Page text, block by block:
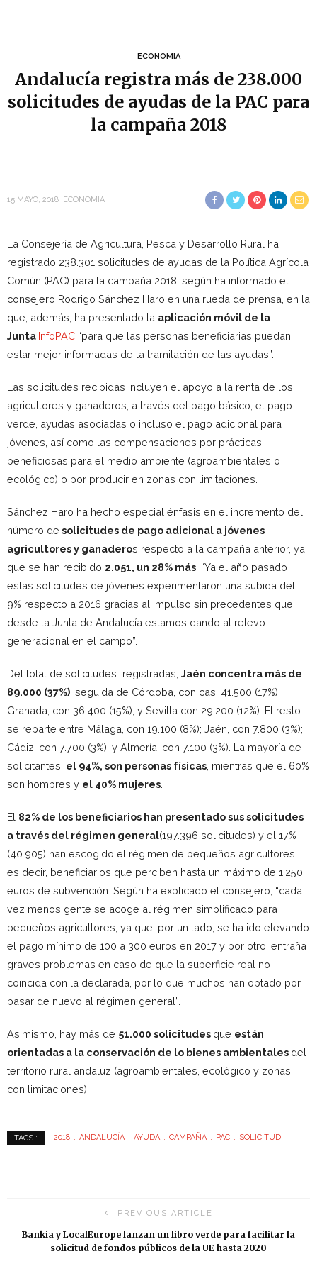
ECONOMIA
Andalucía registra más de 238.000
solicitudes de ayudas de la PAC para
la campaña 2018
15 MAYO, 2018 ECONOMIA
La Consejería de Agricultura, Pesca y Desarrollo Rural ha
registrado 238.301 solicitudes de ayudas de la Política Agrícola
Común (PAC) para la campaña 2018, según ha informado el
consejero Rodrigo Sánchez Haro en una rueda de prensa, en la
que, además, ha presentado la aplicación móvil de la
Junta InfoPAC “para que las personas beneficiarias puedan
estar mejor informadas de la tramitación de las ayudas”.
Las solicitudes recibidas incluyen el apoyo a la renta de los
agricultores y ganaderos, a través del pago básico, el pago
verde, ayudas asociadas o incluso el pago adicional para
jóvenes, así como las compensaciones por prácticas
beneficiosas para el medio ambiente (agroambientales o
ecológico) o por producir en zonas con limitaciones.
Sánchez Haro ha hecho especial énfasis en el incremento del
número de solicitudes de pago adicional a jóvenes
agricultores y ganaderos respecto a la campaña anterior, ya
que se han recibido 2.051, un 28% más . “Ya el año pasado
estas solicitudes de jóvenes experimentaron una subida del
9% respecto a 2016 gracias al impulso sin precedentes que
desde la Junta de Andalucía estamos dando al relevo
generacional en el campo”.
Del total de solicitudes registradas, Jaén concentra más de
89.000 (37%) , seguida de Córdoba, con casi 41.500 (17%);
Granada, con 36.400 (15%), y Sevilla con 29.200 (12%). El resto
se reparte entre Málaga, con 19.100 (8%); Jaén, con 7.800 (3%);
Cádiz, con 7.700 (3%), y Almería, con 7.100 (3%). La mayoría de
solicitantes, el 94%, son personas físicas , mientras que el 60%
son hombres y el 40% mujeres
El 82% de los beneficiarios han presentado sus solicitudes
a través del régimen general(197.396 solicitudes) y el 17%
(40.905) han escogido el régimen de pequeños agricultores,
es decir, beneficiarios que perciben hasta un máximo de 1.250
euros de subvención. Según ha explicado el consejero, “cada
vez menos gente se acoge al régimen simplificado para
pequeños agricultores, ya que, por un lado, se ha ido elevando
el pago mínimo de 100 a 300 euros en 2017 y por otro, entraña
graves problemas en caso de que la superficie real no
coincida con la declarada, por lo que muchos han optado por
pasar de nuevo al régimen general”.
Asimismo, hay más de 51.000 solicitudes que están
orientadas a la conservación de lo bienes ambientales del
territorio rural andaluz (agroambientales, ecológico y zonas
con limitaciones).
TAGS : 2018 ANDALUCÍA AYUDA CAMPAÑA PAC SOLICITUD
PREVIOUS ARTICLE
Bankia y LocalEurope lanzan un libro verde para facilitar la
solicitud de fondos públicos de la UE hasta 2020